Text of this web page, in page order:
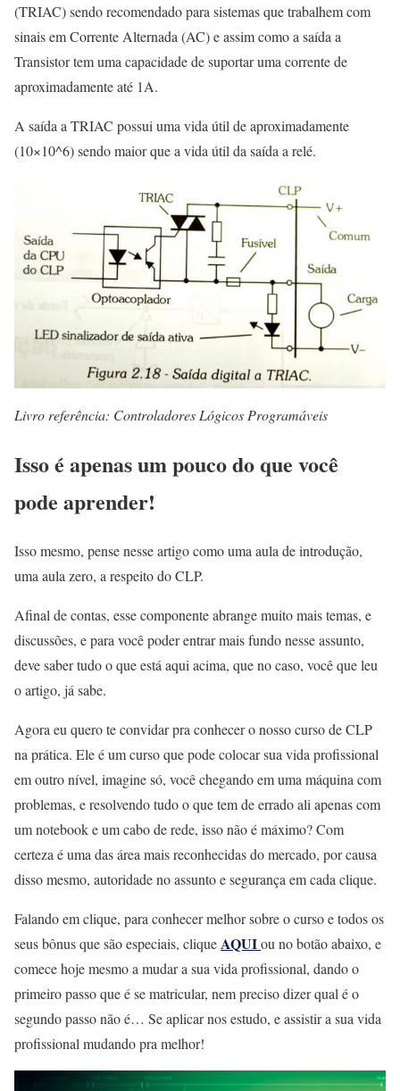
(TRIAC) sendo recomendado para sistemas que trabalhem com
sinais em Corrente Alternada (AC) e assim como a saída a
Transistor tem uma capacidade de suportar uma corrente de
aproximadamente até 1A.
A saída a TRIAC possui uma vida útil de aproximadamente
(10×10^6) sendo maior que a vida útil da saída a relé.
Livro referência: Controladores Lógicos Programáveis
Isso é apenas um pouco do que você
pode aprender!
Isso mesmo, pense nesse artigo como uma aula de introdução,
uma aula zero, a respeito do CLP.
Afinal de contas, esse componente abrange muito mais temas, e
discussões, e para você poder entrar mais fundo nesse assunto,
deve saber tudo o que está aqui acima, que no caso, você que leu
o artigo, já sabe.
Agora eu quero te convidar pra conhecer o nosso curso de CLP
na prática. Ele é um curso que pode colocar sua vida profissional
em outro nível, imagine só, você chegando em uma máquina com
problemas, e resolvendo tudo o que tem de errado ali apenas com
um notebook e um cabo de rede, isso não é máximo? Com
certeza é uma das área mais reconhecidas do mercado, por causa
disso mesmo, autoridade no assunto e segurança em cada clique.
Falando em clique, para conhecer melhor sobre o curso e todos os
seus bônus que são especiais, cliqueAQUIou no botão abaixo, e
comece hoje mesmo a mudar a sua vida profissional, dando o
primeiro passo que é se matricular, nem preciso dizer qual é o
segundo passo não é… Se aplicar nos estudo, e assistir a sua vida
profissional mudando pra melhor!